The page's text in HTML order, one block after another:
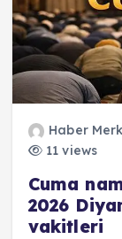
Haber
11 views
Cuma
2026
vakitleri